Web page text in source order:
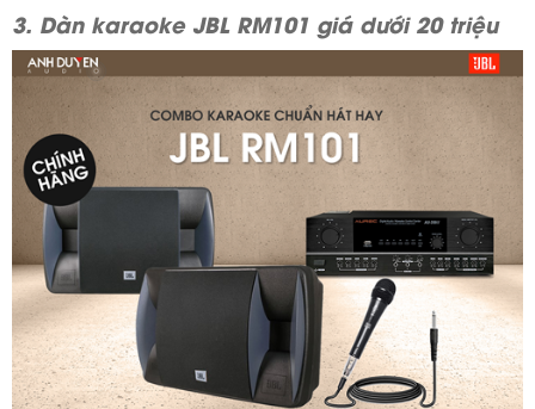
3. Dàn karaoke JBL RM101 giá dưới 20 triệu